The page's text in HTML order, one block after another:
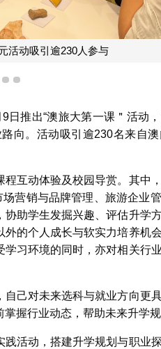
活动吸引逾230人参与
4 5
推出“澳旅大第一课＂活动
向。活动吸引逾230名来自
互动体验及校园导赏。其中
营销与品牌管理、旅游企业
助学生发掘兴趣、评估升学
的个人成长与软实力培养机
习环境的同时，亦对相关行
己对未来选科与就业方向更
握行业动态，帮助未来升学规
活动，搭建升学规划与职业